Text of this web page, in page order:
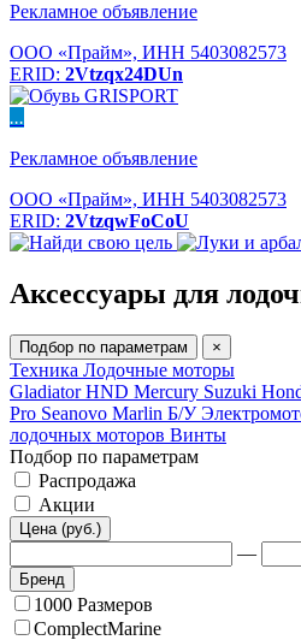
Рекламное объявление
ООО «Прайм», ИНН 5403082573
ERID: 2Vtzqx24DUn
...
Рекламное объявление
ООО «Прайм», ИНН 5403082573
ERID: 2VtzqwFoCoU
Аксессуары для
Подбор по параметрам ×
Техника Лодочные моторы
GladiatorHND Mercury Suzuki
Pro Seanovo Marlin Б/У
лодочных моторов Винты
Подбор по параметрам
Распродажа
Акции
Цена (руб.)
—
Бренд
1000 Размеров
ComplectMarine